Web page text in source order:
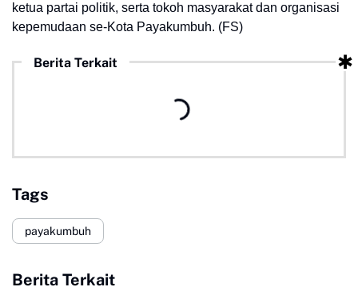
ketua partai politik, serta tokoh masyarakat dan organisasi
kepemudaan se-Kota Payakumbuh. (FS)
Berita Terkait
Tags
payakumbuh
Berita Terkait